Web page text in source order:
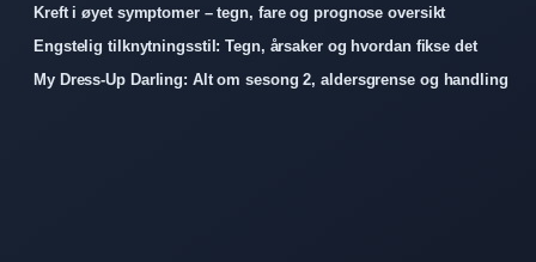
Kreft i øyet symptomer – tegn, fare og prognose oversikt
Engstelig tilknytningsstil: Tegn, årsaker og hvordan fikse det
My Dress-Up Darling: Alt om sesong 2, aldersgrense og handling